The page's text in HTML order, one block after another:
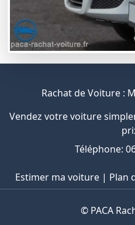
Rachat de Voiture :
Vendez votre voiture
Téléphone:
Estimer ma voiture | Plan
© PACA